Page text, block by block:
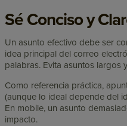
Sé Conciso y
Un asunto efectivo debe ser
idea principal del correo
palabras. Evita asuntos largos
Como referencia práctica,
(aunque lo ideal depende del
En mobile, un asunto
impacto.